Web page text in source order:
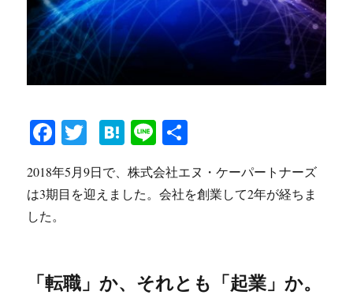
Fa
ce
bo
ok
T
wi
tte
r
H
at
en
a
Li
ne
2018年5月9日で、株式会社エヌ・ケーパートナーズ
は3期目を迎えました。会社を創業して2年が経ちま
した。
「転職」か、それとも「起業」か。